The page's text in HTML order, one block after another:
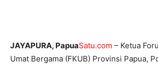
JAYAPURA, PapuaSatu.com – Ketua
Umat Bergama (FKUB) Provinsi Papua,